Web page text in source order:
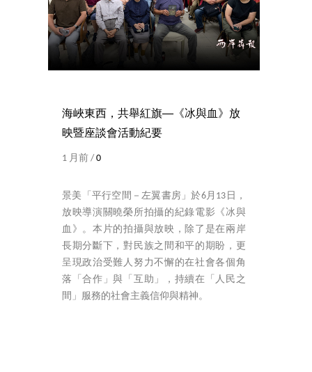
海峽東西，共舉紅旗──《冰與血》放
映暨座談會活動紀要
1 月前 / 0
景美「平行空間－左翼書房」於6月13日，
放映導演關曉榮所拍攝的紀錄電影《冰與
血》。本片的拍攝與放映，除了是在兩岸
長期分斷下，對民族之間和平的期盼，更
呈現政治受難人努力不懈的在社會各個角
落「合作」與「互助」，持續在「人民之
間」服務的社會主義信仰與精神。